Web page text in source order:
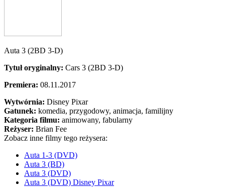
Auta 3 (2BD 3-D)
Tytuł oryginalny: Cars 3 (2BD 3-D)
Premiera: 08.11.2017
Wytwórnia: Disney Pixar
Gatunek: komedia, przygodowy, animacja, familijny
Kategoria filmu: animowany, fabularny
Reżyser: Brian Fee
Zobacz inne filmy tego reżysera:
Auta 1-3 (DVD)
Auta 3 (BD)
Auta 3 (DVD)
Auta 3 (DVD) Disney Pixar